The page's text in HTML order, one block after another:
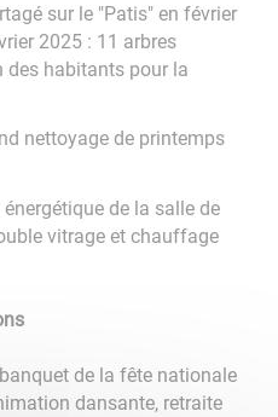
sur le "Patis" en février
2025 : 11 arbres
habitants pour la
nettoyage de printemps
de la salle de
vitrage et chauffage
de la fête nationale
dansante, retraite